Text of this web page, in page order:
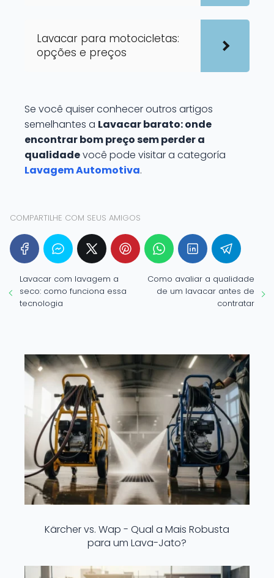
Lavacar para motocicletas:
opções e preços
Se você quiser conhecer outros artigos
semelhantes a Lavacar barato: onde
encontrar bom preço sem perder a
qualidadevocê pode visitar a categoría
Lavagem Automotiva.
COMPARTILHE COM SEUS AMIGOS
Lavacar com lavagem a
seco: como funciona essa
tecnologia
Como avaliar a qualidade
de um lavacar antes de
contratar
Kärcher vs. Wap - Qual a Mais Robusta
para um Lava-Jato?